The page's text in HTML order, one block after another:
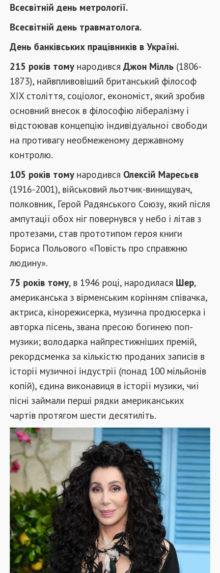
Всесвітній день метрології.
Всесвітній день травматолога.
День банківських працівників в Україні.
215 років томународився Джон Мілль (1806-
1873), найвпливовіший британський філософ
XIX століття, соціолог, економіст, який зробив
основний внесок в філософію лібералізму і
відстоював концепцію індивідуальної свободи
на противагу необмеженому державному
контролю.
105 років томународився Олексій Маресьєв
(1916-2001), військовий льотчик-винищувач,
полковник, Герой Радянського Союзу, який після
ампутації обох ніг повернувся у небо і літав з
протезами, став прототипом героя книги
Бориса Польового «Повість про справжню
людину».
75 років тому, в 1946 році, народилася Шер,
американська з вірменським корінням співачка,
актриса, кінорежисерка, музична продюсерка і
авторка пісень, звана пресою богинею поп-
музики; володарка найпрестижніших премій,
рекордсменка за кількістю проданих записів в
історії музичної індустрії (понад 100 мільйонів
копій), єдина виконавиця в історії музики, чиї
пісні займали перші рядки американських
чартів протягом шести десятиліть.